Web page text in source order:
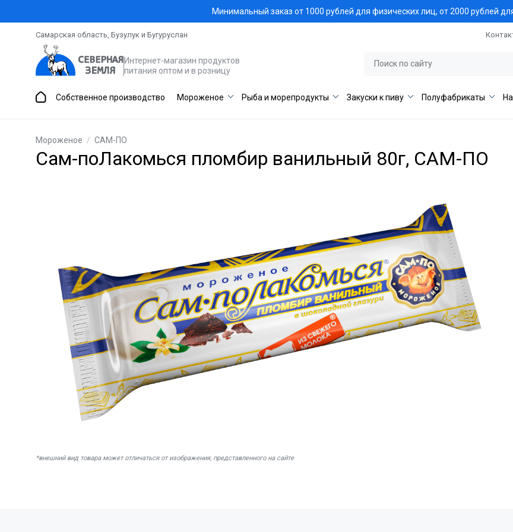
Минимальный заказ от 1000 рублей для физических лиц, от 2000 рублей
Самарская область, Бузулук и Бугуруслан
Интернет-магазин продуктов
питания оптом и в розницу
Собственное производство Мороженое Рыба и морепродукты Закуски к пиву Полуфабрикаты
Мороженое / САМ-ПО
Сам-поЛакомься пломбир ванильный 80г, САМ-ПО
*внешний вид товара может отличаться от изображения, представленного на сайте